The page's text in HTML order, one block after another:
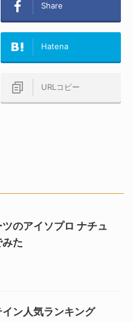
Share
Hatena
URLコピー
のアイソプロ ナチュ
た
ン人気ランキング